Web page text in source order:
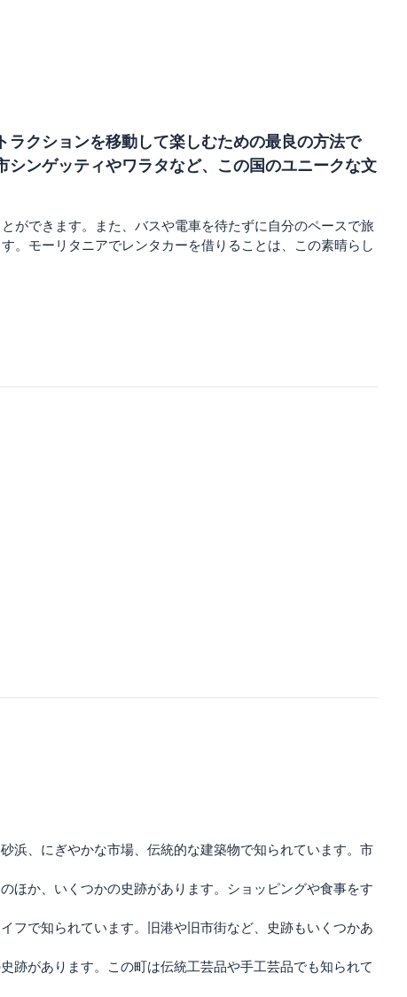
クションを移動して楽しむための最良の方法で
ンゲッティやワラタなど、この国のユニークな文
ができます。また、バスや電車を待たずに自分のペースで旅
。モーリタニアでレンタカーを借りることは、この素晴らし
浜、にぎやかな市場、伝統的な建築物で知られています。市
ほか、いくつかの史跡があります。ショッピングや食事をす
フで知られています。旧港や旧市街など、史跡もいくつかあ
跡があります。この町は伝統工芸品や手工芸品でも知られて